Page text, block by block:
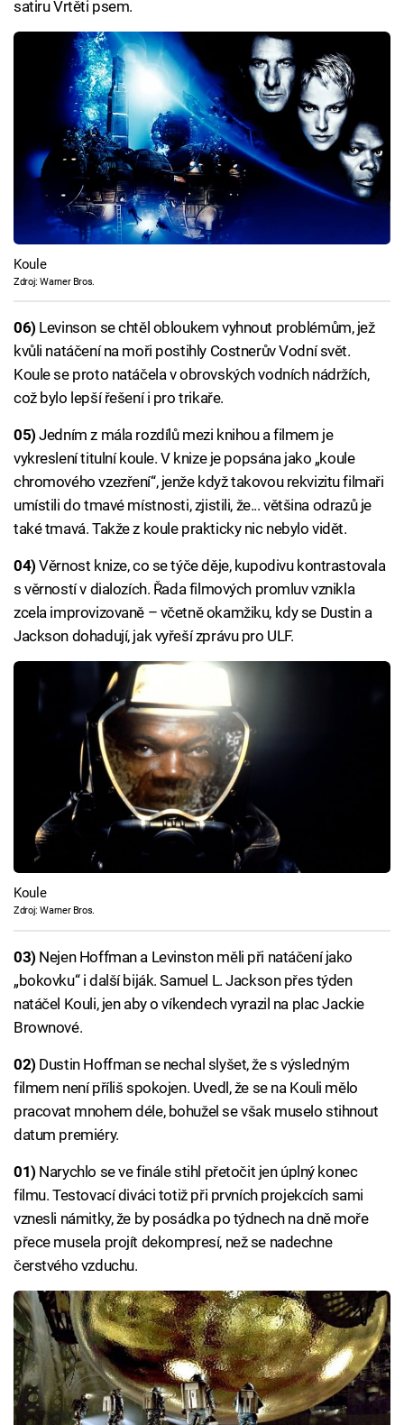
satiru Vrtěti psem.
Koule
Zdroj: Warner Bros.
06) Levinson se chtěl obloukem vyhnout problémům, jež
kvůli natáčení na moři postihly Costnerův Vodní svět.
Koule se proto natáčela v obrovských vodních nádržích,
což bylo lepší řešení i pro trikaře.
05) Jedním z mála rozdílů mezi knihou a filmem je
vykreslení titulní koule. V knize je popsána jako „koule
chromového vzezření“, jenže když takovou rekvizitu filmaři
umístili do tmavé místnosti, zjistili, že... většina odrazů je
také tmavá. Takže z koule prakticky nic nebylo vidět.
04) Věrnost knize, co se týče děje, kupodivu kontrastovala
s věrností v dialozích. Řada filmových promluv vznikla
zcela improvizovaně – včetně okamžiku, kdy se Dustin a
Jackson dohadují, jak vyřeší zprávu pro ULF.
Koule
Zdroj: Warner Bros.
03) Nejen Hoffman a Levinston měli při natáčení jako
„bokovku“ i další biják. Samuel L. Jackson přes týden
natáčel Kouli, jen aby o víkendech vyrazil na plac Jackie
Brownové.
02) Dustin Hoffman se nechal slyšet, že s výsledným
filmem není příliš spokojen. Uvedl, že se na Kouli mělo
pracovat mnohem déle, bohužel se však muselo stihnout
datum premiéry.
01) Narychlo se ve finále stihl přetočit jen úplný konec
filmu. Testovací diváci totiž při prvních projekcích sami
vznesli námitky, že by posádka po týdnech na dně moře
přece musela projít dekompresí, než se nadechne
čerstvého vzduchu.